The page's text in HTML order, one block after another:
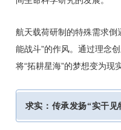
航天载荷研制的特殊需求倒
能战斗”的作风。通过理念
将“拓耕星海”的梦想变为现实
求实：传承发扬“实干见